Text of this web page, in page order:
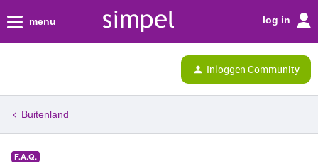
menu log in
Inloggen Community
Buitenland
F.A.Q.